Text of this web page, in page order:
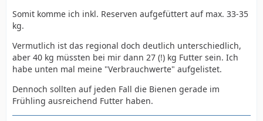
Somit komme ich inkl. Reserven aufgefüttert auf max. 33-35
kg.
Vermutlich ist das regional doch deutlich unterschiedlich,
aber 40 kg müssten bei mir dann 27 (!) kg Futter sein. Ich
habe unten mal meine "Verbrauchwerte" aufgelistet.
Dennoch sollten auf jeden Fall die Bienen gerade im
Frühling ausreichend Futter haben.